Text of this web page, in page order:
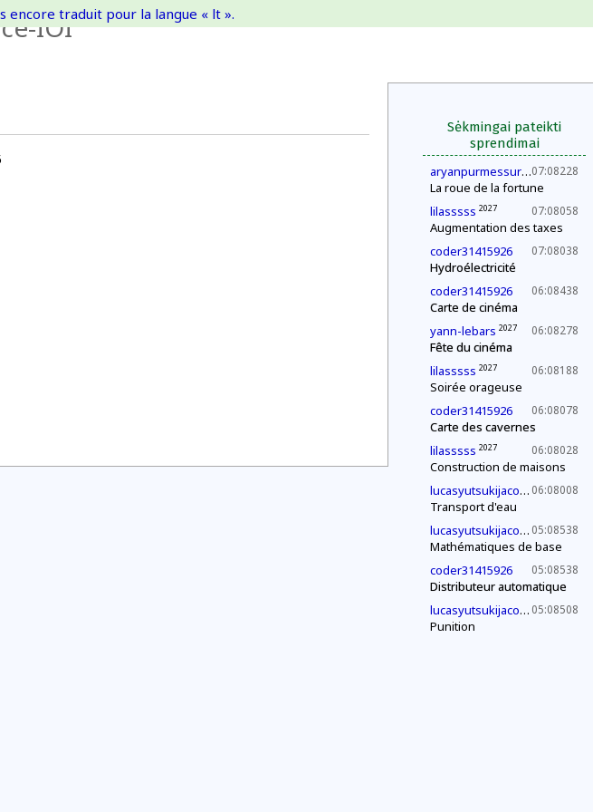
IOI
encore traduit pour la langue « lt ».
Sėkmingai pateikti
sprendimai
07:08228
aryanpurmessurgmailcom 2027
La roue de la fortune
07:08058
lilasssss 2027
Augmentation des taxes
07:08038
coder31415926
Hydroélectricité
06:08438
coder31415926
Carte de cinéma
06:08278
yann-lebars 2027
Fête du cinéma
06:08188
lilasssss 2027
Soirée orageuse
06:08078
coder31415926
Carte des cavernes
06:08028
lilasssss 2027
Construction de maisons
06:08008
lucasyutsukijacono 2030
Transport d'eau
05:08538
lucasyutsukijacono 2030
Mathématiques de base
05:08538
coder31415926
Distributeur automatique
05:08508
lucasyutsukijacono 2030
Punition